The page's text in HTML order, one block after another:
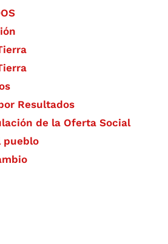
Resultados
de la Oferta Social
pueblo